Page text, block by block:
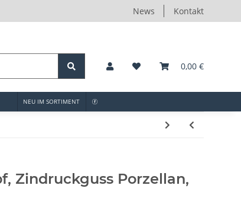
News Kontakt
0,00 €
NEU IM SORTIMENT
Zindruckguss Porzellan,